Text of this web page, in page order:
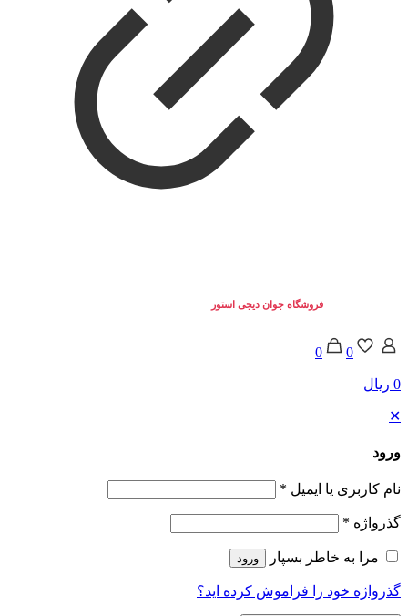
فروشگاه جوان دیجی استور
0
0
0 ریال
✕
ورود
نام کاربری یا ایمیل *
گذرواژه *
مرا به خاطر بسپار ورود
گذرواژه خود را فراموش کرده اید؟